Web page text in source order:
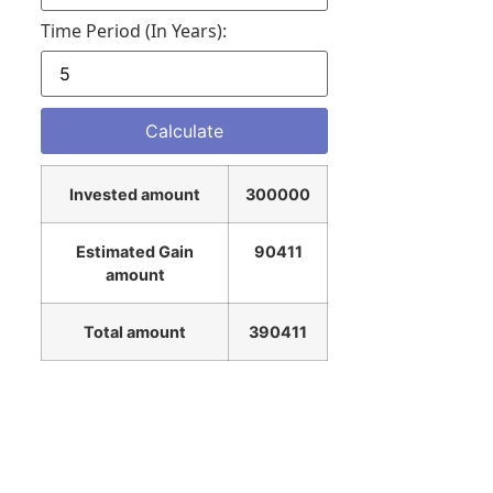
Time Period (in Years):
Invested amount 300000
Estimated Gain
amount
90411
Total amount 390411